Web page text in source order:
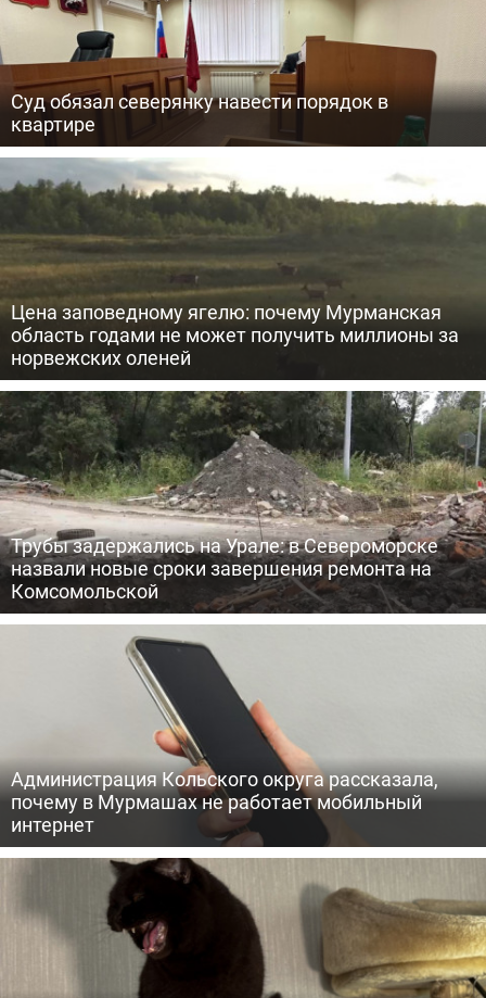
Суд обязал северянку навести порядок в
квартире
Цена заповедному ягелю: почему Мурманская
область годами не может получить миллионы за
норвежских оленей
Трубы задержались на Урале: в Североморске
назвали новые сроки завершения ремонта на
Комсомольской
Администрация Кольского округа рассказала,
почему в Мурмашах не работает мобильный
интернет